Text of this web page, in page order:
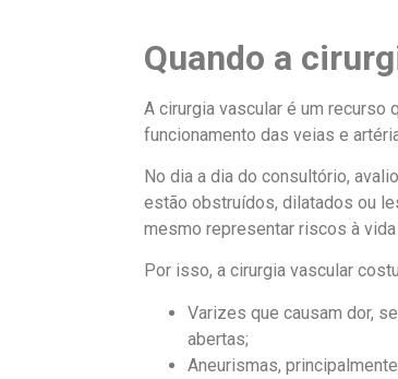
Quando a
A cirurgia vascular é um recurso
funcionamento das veias e
No dia a dia do consultório,
estão obstruídos, dilatados ou
mesmo representar riscos à
Por isso, a cirurgia vascular
Varizes que causam dor,
abertas;
Aneurismas,